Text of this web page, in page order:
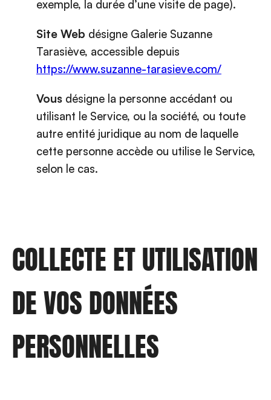
exemple, la durée d’une visite de page).
Site Web désigne Galerie Suzanne
Tarasiève, accessible depuis
https://www.suzanne-tarasieve.com/
Vous désigne la personne accédant ou
utilisant le Service, ou la société, ou toute
autre entité juridique au nom de laquelle
cette personne accède ou utilise le Service,
selon le cas.
COLLECTE ET UTILISATION
DE VOS DONNÉES
PERSONNELLES